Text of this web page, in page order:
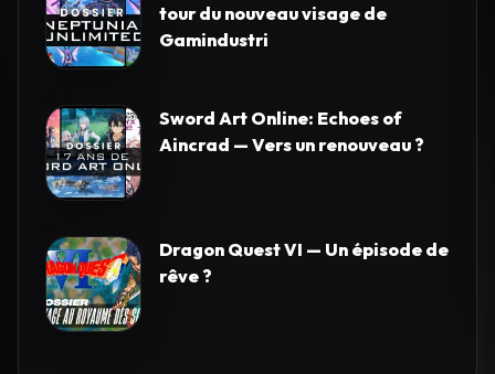
tour du nouveau visage de
Gamindustri
Sword Art Online: Echoes of
Aincrad — Vers un renouveau ?
Dragon Quest VI — Un épisode de
rêve ?